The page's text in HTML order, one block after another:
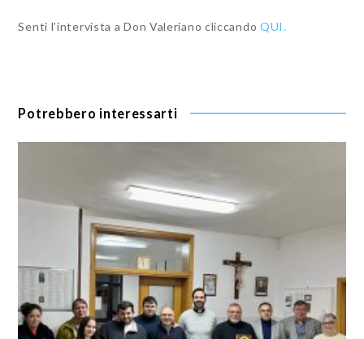
Senti l’intervista a Don Valeriano cliccando QUI.
Potrebbero interessarti